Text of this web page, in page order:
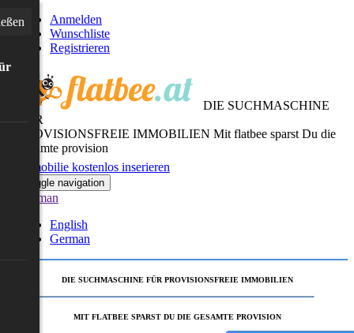
Anmelden
Wunschliste
Registrieren
DIE SUCHMASCHINE
FÜR
PROVISIONSFREIE IMMOBILIEN Mit flatbee sparst Du die
gesamte provision
Immobilie kostenlos inserieren
Toggle navigation
German
English
German
DIE SUCHMASCHINE FÜR PROVISIONSFREIE IMMOBILIEN
MIT FLATBEE SPARST DU DIE GESAMTE PROVISION